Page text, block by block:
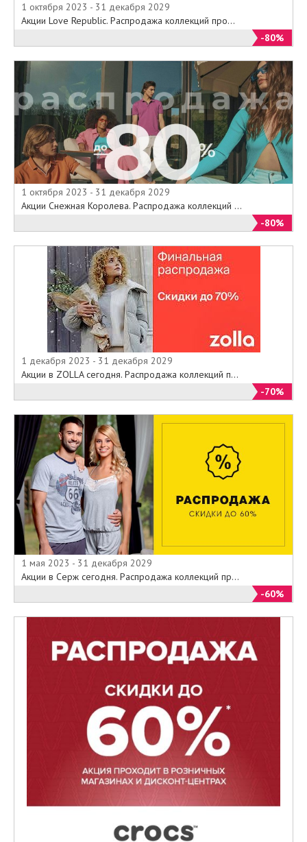
1 октября 2023 - 31 декабря 2029
Акции Love Republic. Распродажа коллекций про...
-80%
1 октября 2023 - 31 декабря 2029
Акции Снежная Королева. Распродажа коллекций ...
-80%
1 декабря 2023 - 31 декабря 2029
Акции в ZOLLA сегодня. Распродажа коллекций п...
-70%
1 мая 2023 - 31 декабря 2029
Акции в Серж сегодня. Распродажа коллекций пр...
-60%